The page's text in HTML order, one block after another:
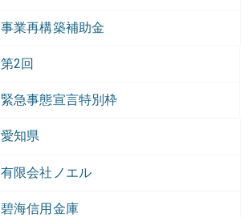
事業再構築補助金
第2回
緊急事態宣言特別枠
愛知県
有限会社ノエル
碧海信用金庫